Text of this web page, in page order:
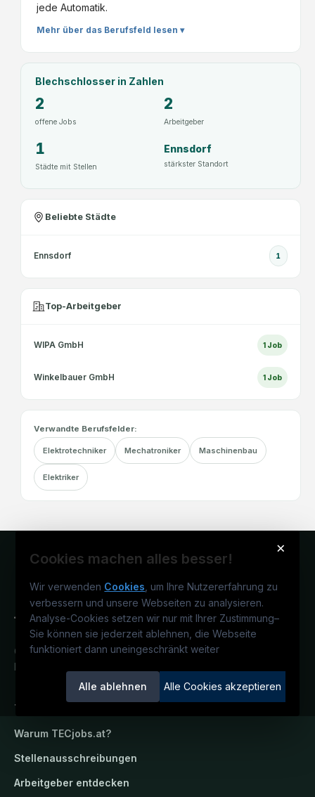
jede Automatik.
Mehr über das Berufsfeld lesen ▾
Blechschlosserin Zahlen
2
offene Jobs
2
Arbeitgeber
1
Städte mit Stellen
Ennsdorf
stärkster Standort
Beliebte Städte
Ennsdorf 1
Top-Arbeitgeber
WIPA GmbH 1 Job
Winkelbauer GmbH 1 Job
Verwandte Berufsfelder:
Elektrotechniker Mechatroniker Maschinenbau
Elektriker
×
Cookies machen alles besser!
Wir verwenden Cookies , um Ihre Nutzererfahrung zu
verbessern und unsere Webseiten zu analysieren.
Analyse-Cookies setzen wir nur mit Ihrer Zustimmung–
Sie können sie jederzeit ablehnen, die Webseite
funktioniert dann uneingeschränkt weiter
Alle ablehnen Alle Cookies akzeptieren
Österreichs technisches Karriereportal.
Ein Service der candidatis GmbH.
TECjobs.at
Warum TECjobs.at?
Stellenausschreibungen
Arbeitgeber entdecken